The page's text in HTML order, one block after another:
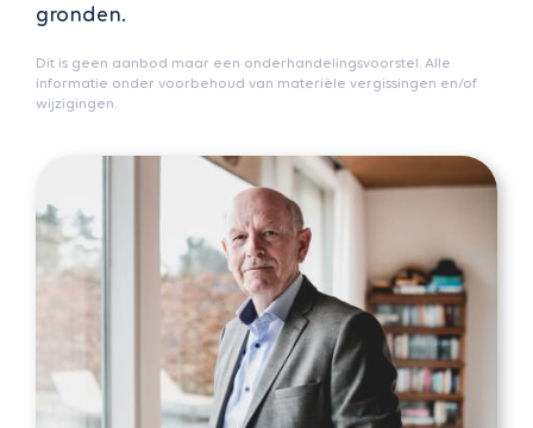
gronden.
Dit is geen aanbod maar een onderhandelingsvoorstel. Alle
informatie onder voorbehoud van materiële vergissingen en/of
wijzigingen.